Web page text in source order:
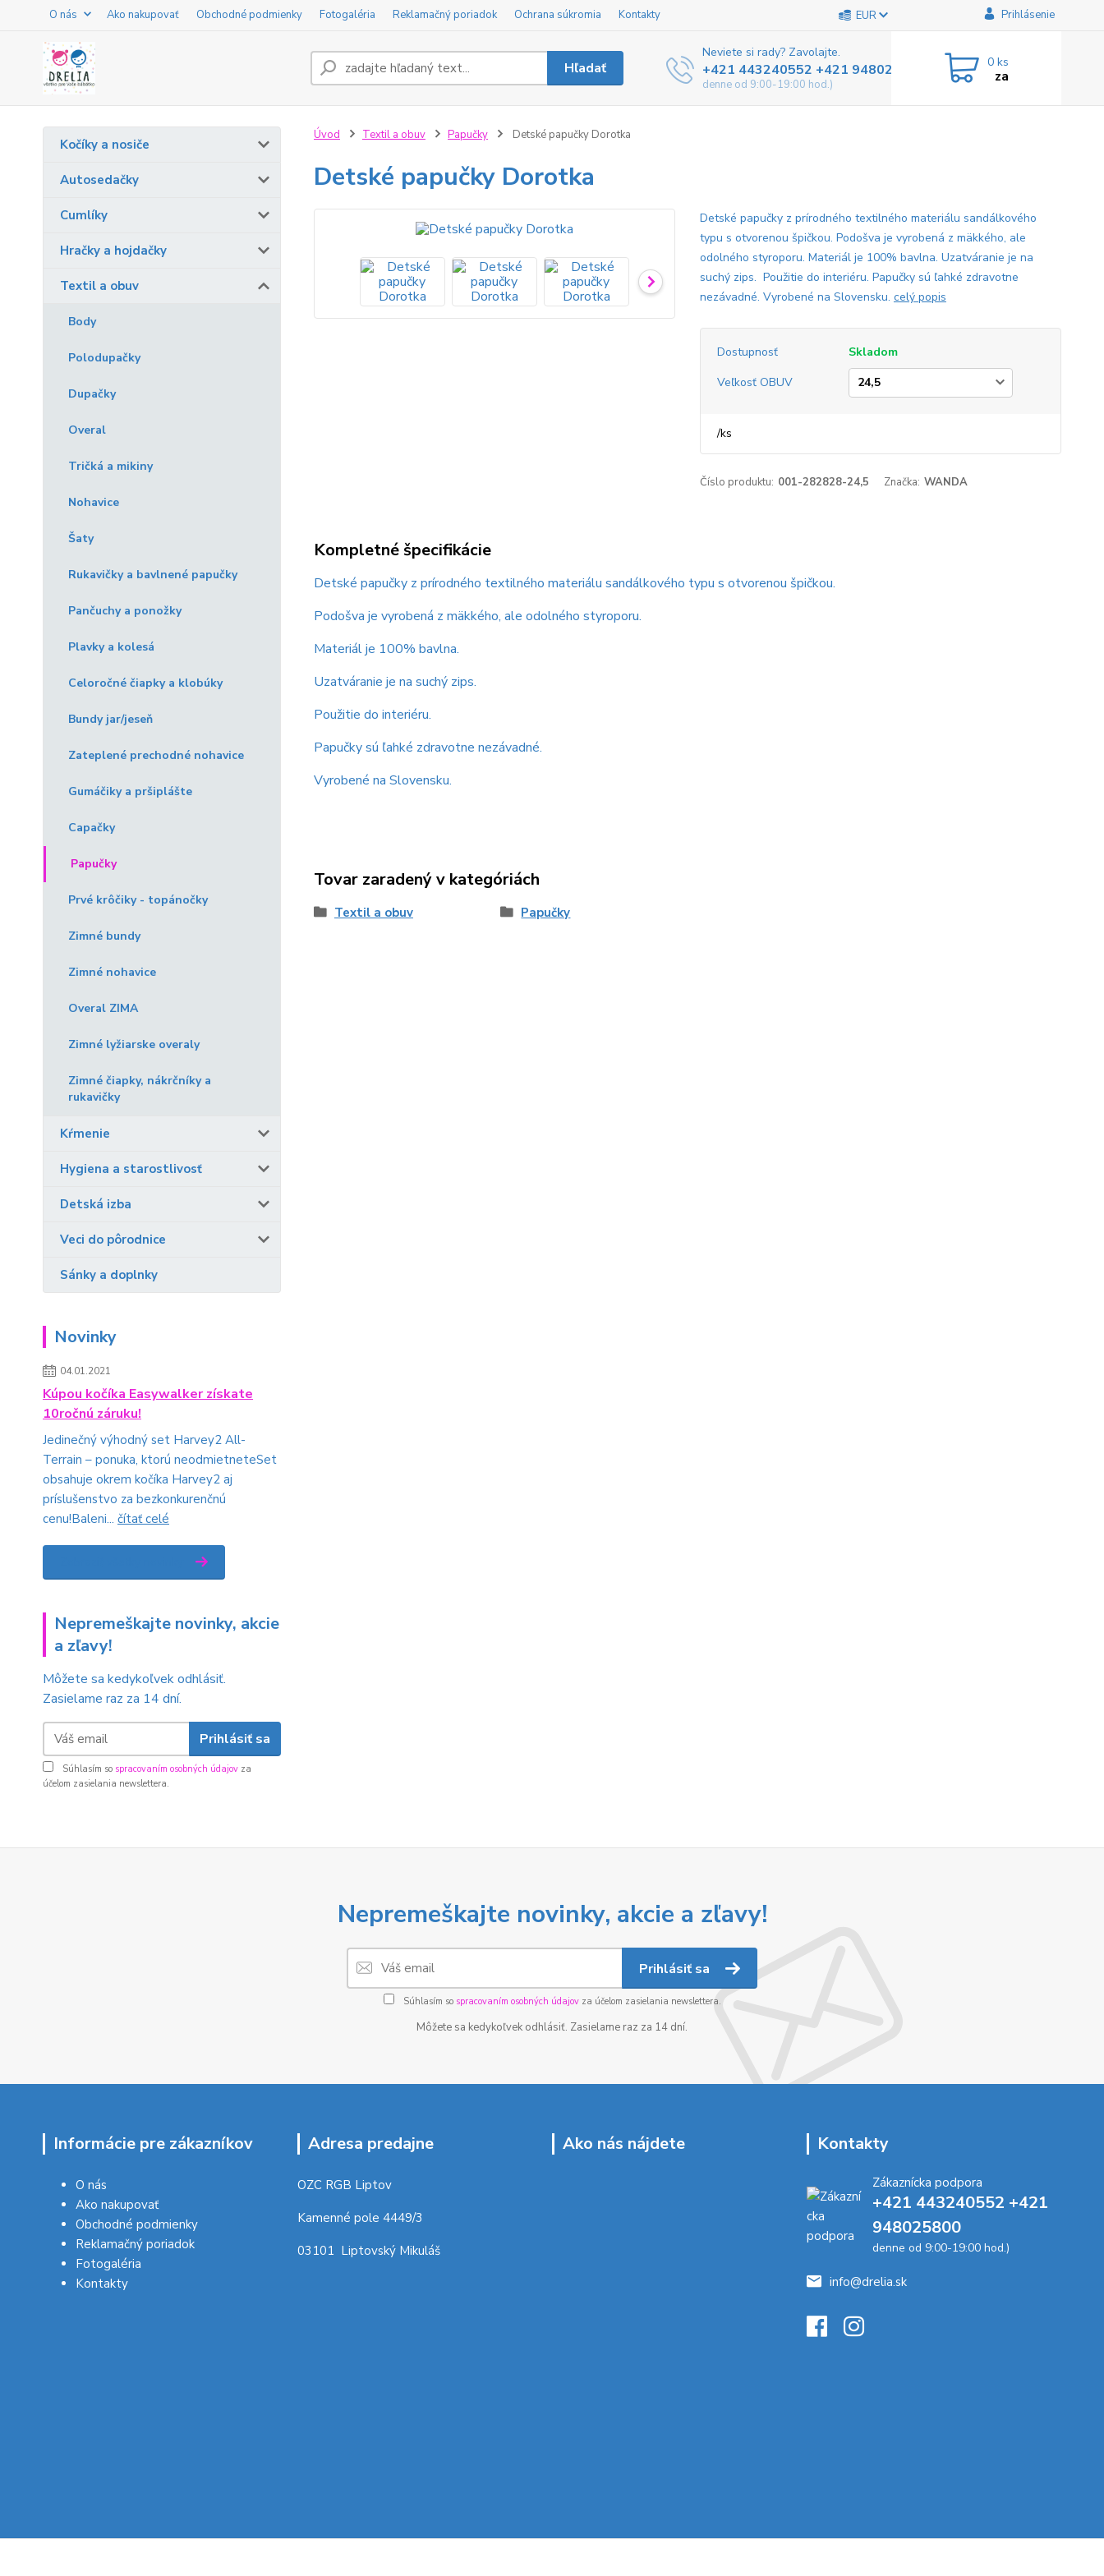
O nás Ako nakupovať Obchodné podmienky Fotogaléria Reklamačný poriadok Ochrana súkromia Kontakty EUR Prihlásenie
Hľadať
Neviete si rady? Zavolajte.
+421 443240552 +421 948025800
denne od 9:00-19:00 hod.)
0 ks
za
Kočíky a nosiče
Autosedačky
Cumlíky
Hračky a hojdačky
Textil a obuv
Body
Polodupačky
Dupačky
Overal
Tričká a mikiny
Nohavice
Šaty
Rukavičky a bavlnené papučky
Pančuchy a ponožky
Plavky a kolesá
Celoročné čiapky a klobúky
Bundy jar/jeseň
Zateplené prechodné nohavice
Gumáčiky a pršiplášte
Capačky
Papučky
Prvé krôčiky - topánočky
Zimné bundy
Zimné nohavice
Overal ZIMA
Zimné lyžiarske overaly
Zimné čiapky, nákrčníky a
rukavičky
Kŕmenie
Hygiena a starostlivosť
Detská izba
Veci do pôrodnice
Sánky a doplnky
Novinky
04.01.2021
Kúpou kočíka Easywalker získate
10ročnú záruku!
Jedinečný výhodný set Harvey2 All-
Terrain – ponuka, ktorú neodmietneteSet
obsahuje okrem kočíka Harvey2 aj
príslušenstvo za bezkonkurenčnú
cenu!Baleni... čítať celé
Nepremeškajte novinky, akcie
a zľavy!
Môžete sa kedykoľvek odhlásiť.
Zasielame raz za 14 dní.
Prihlásiť sa
Súhlasím so spracovaním osobných údajov za
účelom zasielania newslettera.
Úvod Textil a obuv Papučky Detské papučky Dorotka
Detské papučky Dorotka
Detské papučky z prírodného textilného materiálu sandálkového
typu s otvorenou špičkou. Podošva je vyrobená z mäkkého, ale
odolného styroporu. Materiál je 100% bavlna. Uzatváranie je na
suchý zips. Použitie do interiéru. Papučky sú ľahké zdravotne
nezávadné. Vyrobené na Slovensku. celý popis
Dostupnosť
Skladom
Veľkosť OBUV
/ks
Číslo produktu: 001-282828-24,5 Značka: WANDA
Kompletné špecifikácie
Detské papučky z prírodného textilného materiálu sandálkového typu s otvorenou špičkou.
Podošva je vyrobená z mäkkého, ale odolného styroporu.
Materiál je 100% bavlna.
Uzatváranie je na suchý zips.
Použitie do interiéru.
Papučky sú ľahké zdravotne nezávadné.
Vyrobené na Slovensku.
Tovar zaradený v kategóriách
Textil a obuv Papučky
Nepremeškajte novinky, akcie a zľavy!
Prihlásiť sa
Súhlasím so spracovaním osobných údajovza účelom zasielania newslettera.
Môžete sa kedykoľvek odhlásiť. Zasielame raz za 14 dní.
Informácie pre zákazníkov
O nás
Ako nakupovať
Obchodné podmienky
Reklamačný poriadok
Fotogaléria
Kontakty
Adresa predajne
OZC RGB Liptov
Kamenné pole 4449/3
03101 Liptovský Mikuláš
Ako nás nájdete Kontakty
Zákaznícka podpora
+421 443240552 +421
948025800
denne od 9:00-19:00 hod.)
info@drelia.sk